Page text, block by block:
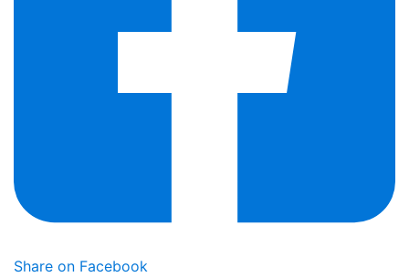
Share on Facebook